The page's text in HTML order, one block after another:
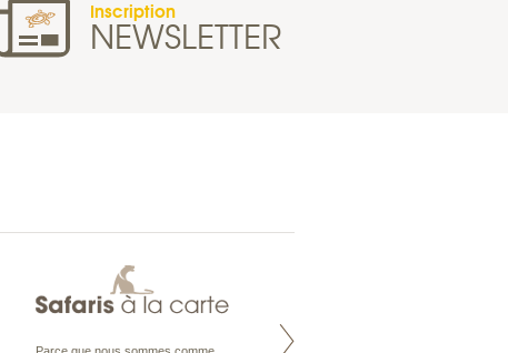
Inscription
NEWSLETTER